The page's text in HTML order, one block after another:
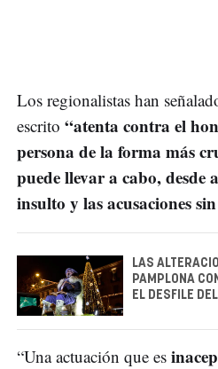
Los regionalistas han
escrito“atenta contra el
persona de la forma más
puede llevar a cabo, desde
insulto y las acusaciones
LAS
PAMPLONA
EL DESFILE
“Una actuación que es